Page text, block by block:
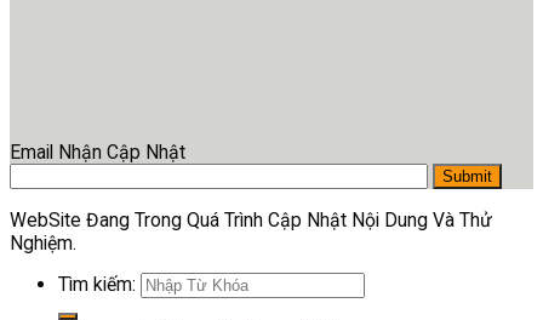
Email Nhận Cập Nhật
WebSite Đang Trong Quá Trình Cập Nhật Nội Dung Và Thử
Nghiệm.
Tìm kiếm: